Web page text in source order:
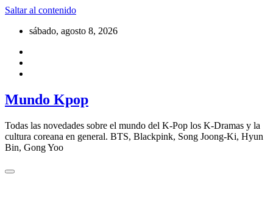
Saltar al contenido
sábado, agosto 8, 2026
Mundo Kpop
Todas las novedades sobre el mundo del K-Pop los K-Dramas y la
cultura coreana en general. BTS, Blackpink, Song Joong-Ki, Hyun
Bin, Gong Yoo